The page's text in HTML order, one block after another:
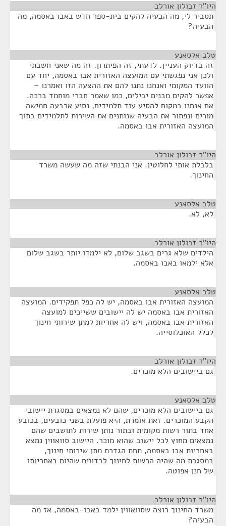
היו"ר זבולון אורלב
תסביר לי, מה הבעיה להקים בית-ספר חדש באבו באסמה, מה
הבעיה?
טלב אלסאנע
זה בדיוק העניין. לדעתי, זה הפיתרון. זה מה שאני חשבתי
ולכן אני נפגשתי עם המועצה האזורית אבו באסמה, יחד עם
הוועד המקומי ואנחנו נתנו להם את ההצעה הזו ואמרנו –
אפשר להקים מבנים יבילים, כמו שאמר חברי מוחמד ברכה.
אם אנחנו במקום להסיע עוד תלמידים, נסיע ארבעה חמישה
מורים ונפתור את הבעיה שנותנים את השירות לתלמידים בתוך
המועצה האזורית אבו באסמה.
היו"ר זבולון אורלב
בלבלת אותי לחלוטין. אני הבנתי שזה מה שעשה משרד
החינוך.
טלב אלסאנע
לא, לא.
היו"ר זבולון אורלב
הילדים שלא גרים בשגב שלום, לא ילמדו יותר בשגב שלום
אלא ילמאו באבו באסמה.
טלב אלסאנע
המועצה האזורית אבו באסמה, יש לה כפל תפקידים. המועצה
האזורית אבו באסמה יש לה יישובים ששייכים למועצה
האזורית אבו באסמה, ויש לה אחריות למתן שירותי חינוך
לכלל האוכלוסייה.
היו"ר זבולון אורלב
גם ביישובים הלא מוכרים.
טלב אלסאנע
גם ביישובים הלא מוכרים, שהם לא נמצאים במסגרת יישובי
הקבע המוכרים. זאת אומרת, היא פועלת בשני כובעים, בכובע
אחד בתור רשות מקומית ובתור נותן שירות לתושבים שהם
נמצאים מחוץ לכל יישוב שהוא מוכר. היישוב סוואווין נמצא
באחריות אבו באסמה, תחת הגדרת מתן שירותי חינוך,
במסגרת מה שהיה הרשות לחינוך לבדווים שהיום באחריותו
של חנן אפוטה.
היו"ר זבולון אורלב
משרד החינוך רוצה שסוואווין ילמד באבו-באסמה, אז מה
הבעיה?